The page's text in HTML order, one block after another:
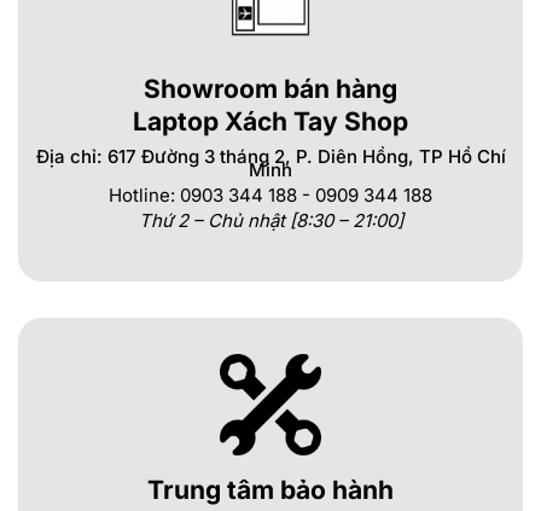
Showroom bán hàng
Laptop Xách Tay Shop
Địa chỉ: 617 Đường 3 tháng 2, P. Diên Hồng, TP Hồ Chí
Minh
Hotline: 0903 344 188 - 0909 344 188
Thứ 2 – Chủ nhật [8:30 – 21:00]
Trung tâm bảo hành